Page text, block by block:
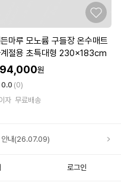
마루 모노륨 구들장 온수매트
절용 초특대형 230x183cm
원
0.0 (0)
자 무료배송
안내(26.07.09)
로그인